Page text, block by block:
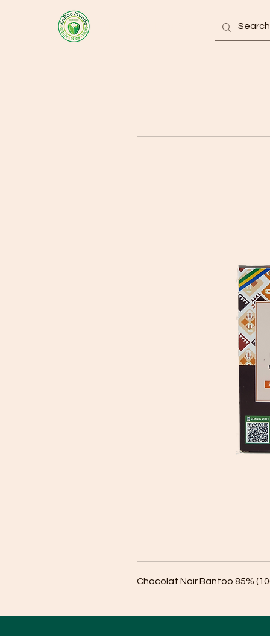
Chocolat Noir Bantoo 85%